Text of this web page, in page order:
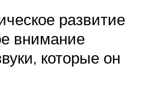
развитие
внимание
которые он